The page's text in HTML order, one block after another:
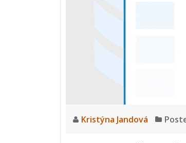
Kristýna Jandová